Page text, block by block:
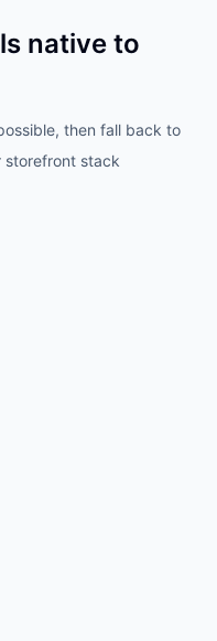
native to
then fall back to
storefront stack